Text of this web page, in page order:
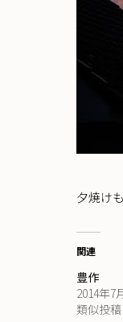
夕焼け
関連
豊作
2014年7
類似投稿